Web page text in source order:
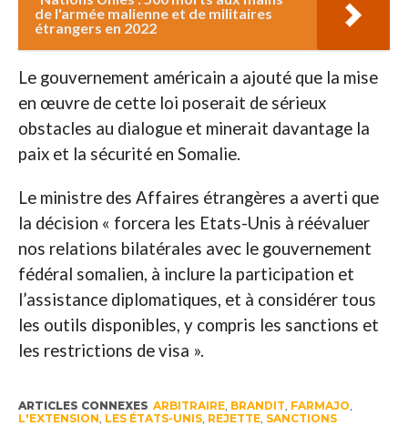
de l'armée malienne et de militaires
étrangers en 2022
Le gouvernement américain a ajouté que la mise
en œuvre de cette loi poserait de sérieux
obstacles au dialogue et minerait davantage la
paix et la sécurité en Somalie.
Le ministre des Affaires étrangères a averti que
la décision « forcera les Etats-Unis à réévaluer
nos relations bilatérales avec le gouvernement
fédéral somalien, à inclure la participation et
l’assistance diplomatiques, et à considérer tous
les outils disponibles, y compris les sanctions et
les restrictions de visa ».
ARTICLES CONNEXES ARBITRAIRE, BRANDIT FARMAJO
L'EXTENSION LES ÉTATS-UNIS, REJETTE, SANCTIONS